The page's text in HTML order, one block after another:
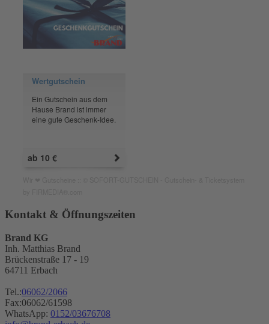
Wertgutschein
Ein Gutschein aus dem
Hause Brand ist immer
eine gute Geschenk-Idee.
ab 10 €
Kontakt & Öffnungszeiten
Brand KG
Inh. Matthias Brand
Brückenstraße 17 - 19
64711 Erbach
Tel.:06062/2066
Fax:06062/61598
WhatsApp: 0152/03676708